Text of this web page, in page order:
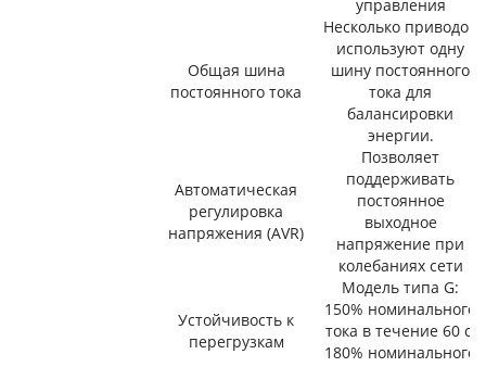
управления
Общая шина
постоянного тока
Несколько приводов
используют одну
шину постоянного
тока для
балансировки
энергии.
Автоматическая
регулировка
напряжения (AVR)
Позволяет
поддерживать
постоянное
выходное
напряжение при
колебаниях сети
Устойчивость к
перегрузкам
Модель типа G:
150% номинального
тока в течение 60 с,
180% номинального